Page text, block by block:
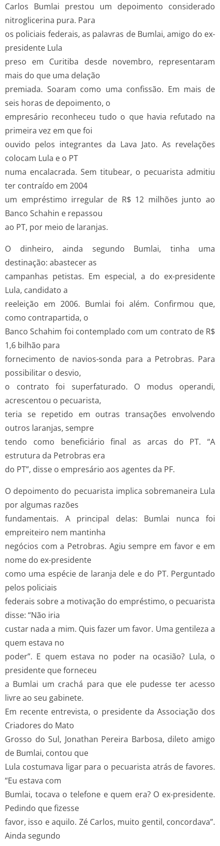
Carlos Bumlai prestou um depoimento considerado
nitroglicerina pura. Para
os policiais federais, as palavras de Bumlai, amigo do ex-
presidente Lula
preso em Curitiba desde novembro, representaram
mais do que uma delação
premiada. Soaram como uma confissão. Em mais de
seis horas de depoimento, o
empresário reconheceu tudo o que havia refutado na
primeira vez em que foi
ouvido pelos integrantes da Lava Jato. As revelações
colocam Lula e o PT
numa encalacrada. Sem titubear, o pecuarista admitiu
ter contraído em 2004
um empréstimo irregular de R$ 12 milhões junto ao
Banco Schahin e repassou
ao PT, por meio de laranjas.
O dinheiro, ainda segundo Bumlai, tinha uma
destinação: abastecer as
campanhas petistas. Em especial, a do ex-presidente
Lula, candidato a
reeleição em 2006. Bumlai foi além. Confirmou que,
como contrapartida, o
Banco Schahim foi contemplado com um contrato de R$
1,6 bilhão para
fornecimento de navios-sonda para a Petrobras. Para
possibilitar o desvio,
o contrato foi superfaturado. O modus operandi,
acrescentou o pecuarista,
teria se repetido em outras transações envolvendo
outros laranjas, sempre
tendo como beneficiário final as arcas do PT. “A
estrutura da Petrobras era
do PT”, disse o empresário aos agentes da PF.
O depoimento do pecuarista implica sobremaneira Lula
por algumas razões
fundamentais. A principal delas: Bumlai nunca foi
empreiteiro nem mantinha
negócios com a Petrobras. Agiu sempre em favor e em
nome do ex-presidente
como uma espécie de laranja dele e do PT. Perguntado
pelos policiais
federais sobre a motivação do empréstimo, o pecuarista
disse: “Não iria
custar nada a mim. Quis fazer um favor. Uma gentileza a
quem estava no
poder”. E quem estava no poder na ocasião? Lula, o
presidente que forneceu
a Bumlai um crachá para que ele pudesse ter acesso
livre ao seu gabinete.
Em recente entrevista, o presidente da Associação dos
Criadores do Mato
Grosso do Sul, Jonathan Pereira Barbosa, dileto amigo
de Bumlai, contou que
Lula costumava ligar para o pecuarista atrás de favores.
“Eu estava com
Bumlai, tocava o telefone e quem era? O ex-presidente.
Pedindo que fizesse
favor, isso e aquilo. Zé Carlos, muito gentil, concordava”.
Ainda segundo